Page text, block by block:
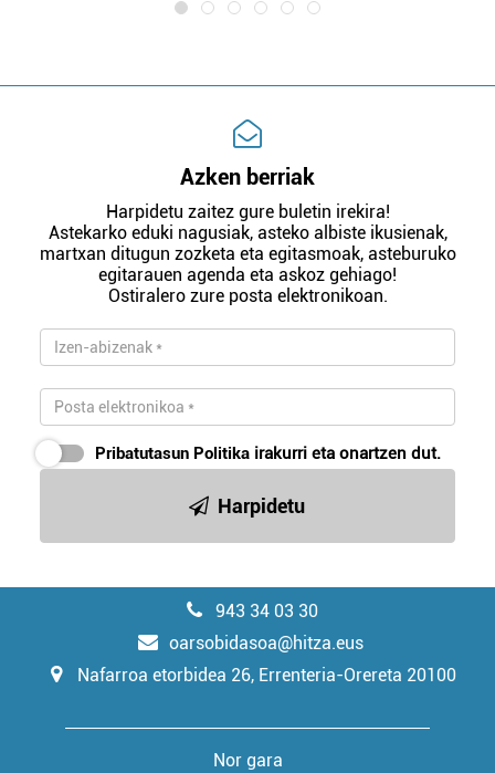
Azken berriak
Harpidetu zaitez gure buletin irekira!
Astekarko eduki nagusiak, asteko albiste ikusienak,
martxan ditugun zozketa eta egitasmoak, asteburuko
egitarauen agenda eta askoz gehiago!
Ostiralero zure posta elektronikoan.
Pribatutasun Politika irakurri eta onartzen dut.
Harpidetu
943 34 03 30
oarsobidasoa@hitza.eus
Nafarroa etorbidea 26, Errenteria-Orereta 20100
Nor gara